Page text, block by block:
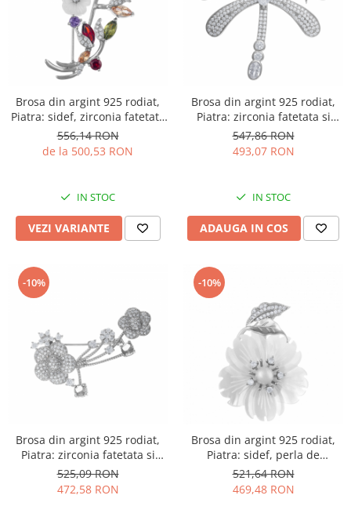
Brosa din argint 925 rodiat,
Piatra: sidef, zirconia fatetata
si cubic zirconia, Culoare:
multicolor, Sonis Silver
556,14 RON
de la 500,53 RON
IN STOC
VEZI VARIANTE
Brosa din argint 925 rodiat,
Piatra: zirconia fatetata si
cubic zirconia, Culoare:
transparent, negru, Sonis
Silver
547,86 RON
493,07 RON
IN STOC
ADAUGA IN COS
-10%
Brosa din argint 925 rodiat,
Piatra: zirconia fatetata si
cubic zirconia, Culoare:
transparent, Sonis Silver
525,09 RON
472,58 RON
-10%
Brosa din argint 925 rodiat,
Piatra: sidef, perla de
laborator , zirconia fatetata si
cubic zirconia, Culoare: alb si
transparent, Sonis Silver
521,64 RON
469,48 RON